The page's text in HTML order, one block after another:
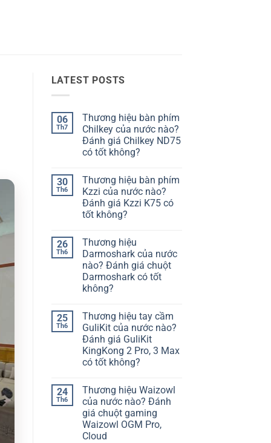
LATEST POSTS
06
Th7
Thương hiệu bàn phím
Chilkey của nước nào?
Đánh giá Chilkey ND75
có tốt không?
bình
luận
ở
Thương
hiệu
bàn
của
nước
nào?
Đánh
giá
Chilkey
ND75
không?
30
Th6
Thương hiệu bàn phím
Kzzi của nước nào?
Đánh giá Kzzi K75 có
tốt không?
bình
luận
ở
Thương
hiệu
bàn
phím
nước
nào?
Đánh
giá
Kzzi
K75
có
tốt
26
Th6
Thương hiệu
Darmoshark của nước
nào? Đánh giá chuột
Darmoshark có tốt
không?
bình
luận
ở
Thương
hiệu
Darmoshark
của
Đánh
giá
chuột
Darmoshark
có
tốt
không?
25
Th6
Thương hiệu tay cầm
GuliKit của nước nào?
Đánh giá GuliKit
KingKong 2 Pro, 3 Max
có tốt không?
bình
luận
ở
Thương
hiệu
tay
cầm
24
Th6
Thương hiệu Waizowl
của nước nào? Đánh
giá chuột gaming
Waizowl OGM Pro,
Cloud